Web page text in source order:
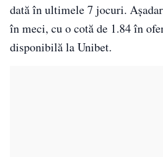
dată în ultimele 7 jocuri.
în meci, cu o cotă de 1.84 în
disponibilă la Unibet.